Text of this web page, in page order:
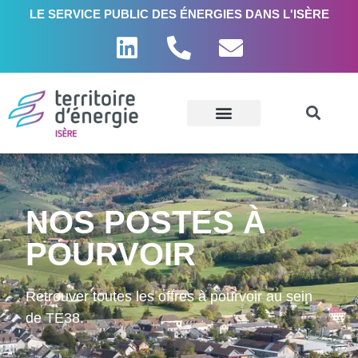
LE SERVICE PUBLIC DES ÉNERGIES DANS L'ISÈRE
NOS POSTES À
POURVOIR
Retrouver toutes les offres à pourvoir au sein
de TE38.